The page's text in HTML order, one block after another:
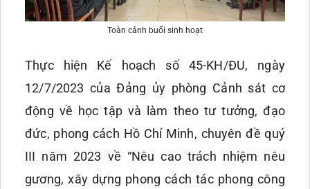
Toàn cảnh buổi sinh hoạt
Thực hiện Kế hoạch số 45-KH/ĐU, ngày
12/7/2023 của Đảng ủy phòng Cảnh sát cơ
động về học tập và làm theo tư tưởng, đạo
đức, phong cách Hồ Chí Minh, chuyên đề quý
III năm 2023 về “Nêu cao trách nhiệm nêu
gương, xây dựng phong cách tác phong công